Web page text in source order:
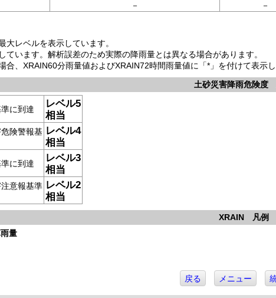
－ －
レベルを表示しています。
います。解析誤差のため実際の降雨量とは異なる場合があります。
、XRAIN60分雨量値およびXRAIN72時間雨量値に「*」を付けて表示し
土砂災害降雨危険度
に到達
レベル5
相当
険警報基 レベル4
相当
に到達
レベル3
相当
意報基準 レベル2
相当
XRAIN 凡例
量
戻る メニュー